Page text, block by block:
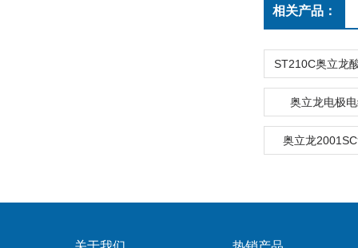
相关产品：
奥立龙电极
奥立龙